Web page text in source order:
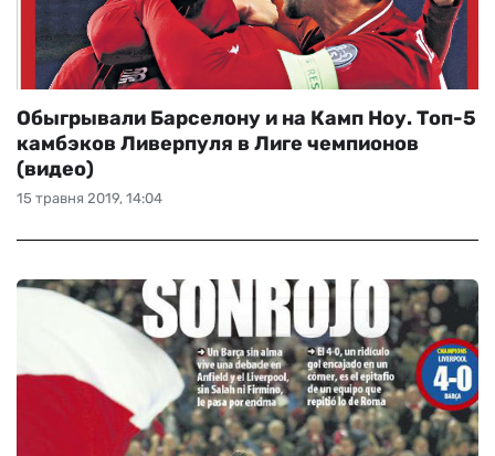
15 травня 2019, 14:04
Обыгрывали Барселону и на Камп Ноу. Топ-5
камбэков Ливерпуля в Лиге чемпионов
(видео)